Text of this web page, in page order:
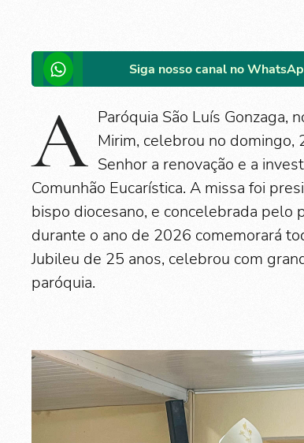
Siga nosso canal no
A Paróquia São Luís Gonzaga,
Mirim, celebrou no domingo,
Senhor a renovação e a
Comunhão Eucarística. A missa foi
bispo diocesano, e concelebrada pelo
durante o ano de 2026 comemorará
Jubileu de 25 anos, celebrou com
paróquia.